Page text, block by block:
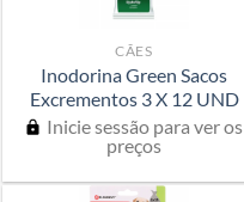
CÃES
Inodorina Green Sacos
Excrementos 3 X 12 UND
Inicie sessão para ver os
preços